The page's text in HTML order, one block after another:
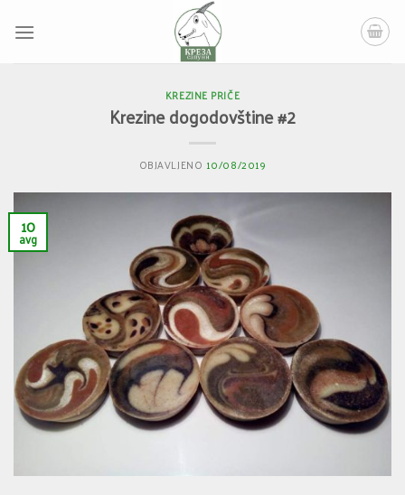
KREZINE PRIČE
Krezine dogodovštine #2
OBJAVLJENO 10/08/2019
10
avg